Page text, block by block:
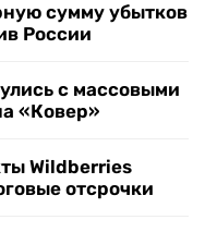
сумму убытков
России
с массовыми
«Ковер»
Wildberries
отсрочки